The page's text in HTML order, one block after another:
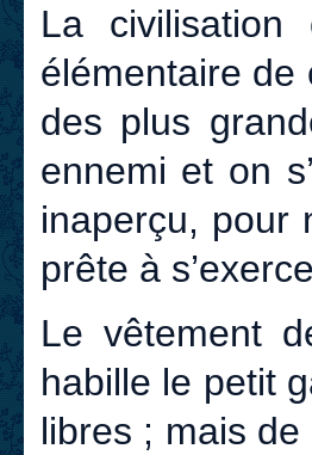
La civilisation
élémentaire de
des plus
ennemi et on
inaperçu, pour
prête à
Le vêtement
habille le petit
libres ; mais